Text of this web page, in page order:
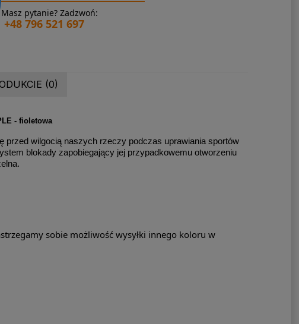
Masz pytanie? Zadzwoń:
+48 796 521 697
(0)
- fioletowa
przed wilgocią naszych rzeczy podczas uprawiania sportów
blokady zapobiegający jej przypadkowemu otworzeniu
sobie możliwość wysyłki innego koloru w